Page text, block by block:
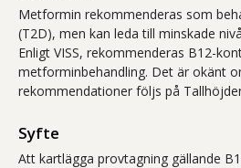
Metformin rekommenderas som
(T2D), men kan leda till minskade
Enligt VISS, rekommenderas B12-
metforminbehandling. Det är okänt
rekommendationer följs på
Syfte
Att kartlägga provtagning gällande